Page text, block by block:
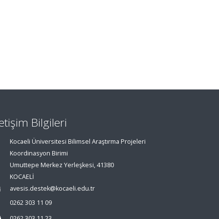
Bilgileri
Kocaeli Üniversitesi Bilimsel Araştırma Projeleri
Koordinasyon Birimi
Umuttepe Merkez Yerleşkesi, 41380
KOCAELİ
avesis.destek@kocaeli.edu.tr
0262 303 11 09